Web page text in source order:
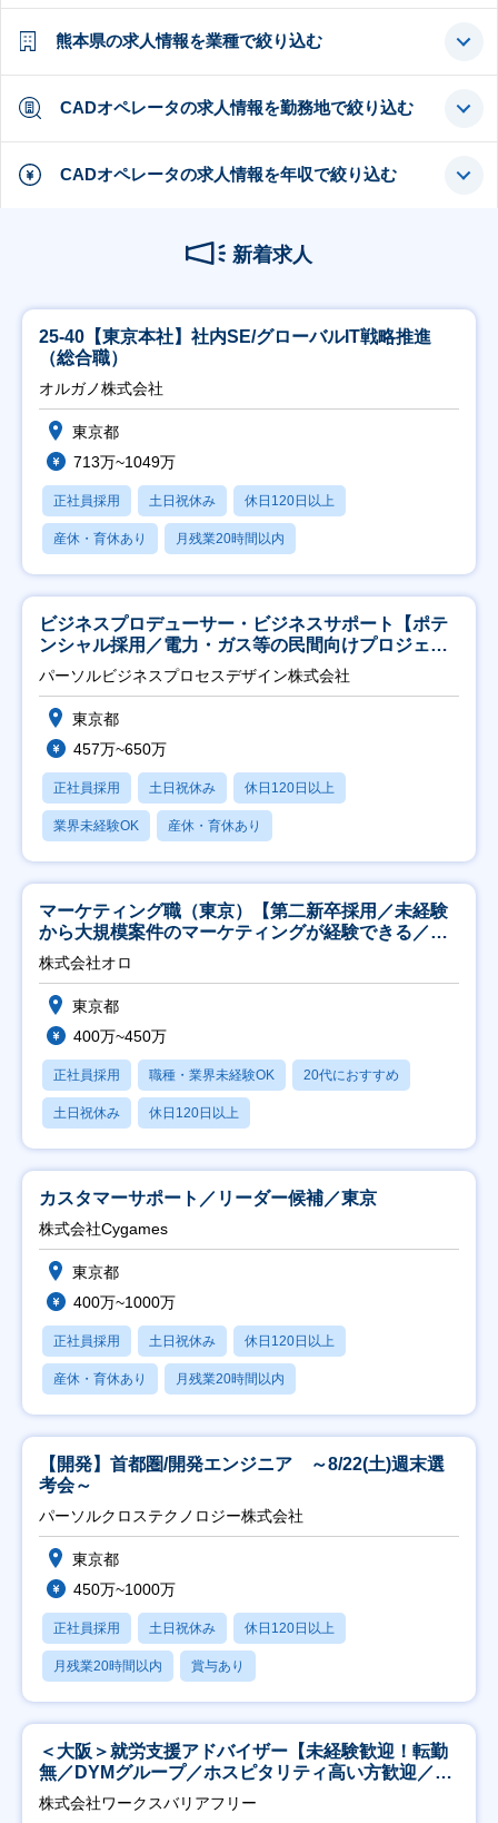
熊本県の求人情報を業種で絞り込む
CADオペレータの求人情報を勤務地で絞り込む
CADオペレータの求人情報を年収で絞り込む
新着求人
25-40【東京本社】社内SE/グローバルIT戦略推進
（総合職）
オルガノ株式会社
東京都
713万~1049万
正社員採用 土日祝休み 休日120日以上
産休・育休あり 月残業20時間以内
ビジネスプロデューサー・ビジネスサポート【ポテ
ンシャル採用／電力・ガス等の民間向けプロジェク
ト推進】
パーソルビジネスプロセスデザイン株式会社
東京都
457万~650万
正社員採用 土日祝休み 休日120日以上
業界未経験OK 産休・育休あり
マーケティング職（東京）【第二新卒採用／未経験
から大規模案件のマーケティングが経験できる／研
修充実】
株式会社オロ
東京都
400万~450万
正社員採用 職種・業界未経験OK 20代におすすめ
土日祝休み 休日120日以上
カスタマーサポート／リーダー候補／東京
株式会社Cygames
東京都
400万~1000万
正社員採用 土日祝休み 休日120日以上
産休・育休あり 月残業20時間以内
【開発】首都圏/開発エンジニア ～8/22(土)週末選
考会～
パーソルクロステクノロジー株式会社
東京都
450万~1000万
正社員採用 土日祝休み 休日120日以上
月残業20時間以内 賞与あり
＜大阪＞就労支援アドバイザー【未経験歓迎！転勤
無／DYMグループ／ホスピタリティ高い方歓迎／土
日祝】
株式会社ワークスバリアフリー